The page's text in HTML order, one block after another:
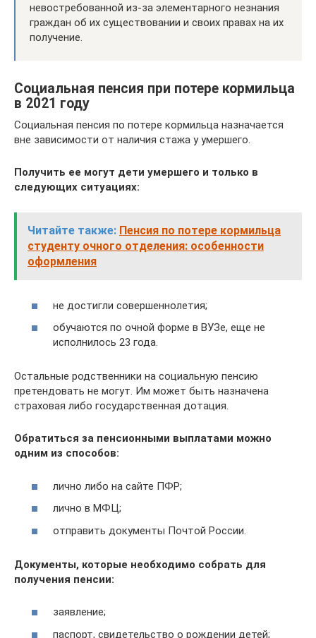
невостребованной из-за элементарного незнания
граждан об их существовании и своих правах на их
получение.
Социальная пенсия при потере кормильца
в 2021 году
Социальная пенсия по потере кормильца назначается
вне зависимости от наличия стажа у умершего.
Получить ее могут дети умершего и только в
следующих ситуациях:
Читайте также: Пенсия по потере кормильца
студенту очного отделения: особенности
оформления
не достигли совершеннолетия;
обучаются по очной форме в ВУЗе, еще не
исполнилось 23 года.
Остальные родственники на социальную пенсию
претендовать не могут. Им может быть назначена
страховая либо государственная дотация.
Обратиться за пенсионными выплатами можно
одним из способов:
лично либо на сайте ПФР;
лично в МФЦ;
отправить документы Почтой России.
Документы, которые необходимо собрать для
получения пенсии:
заявление;
паспорт, свидетельство о рождении детей;